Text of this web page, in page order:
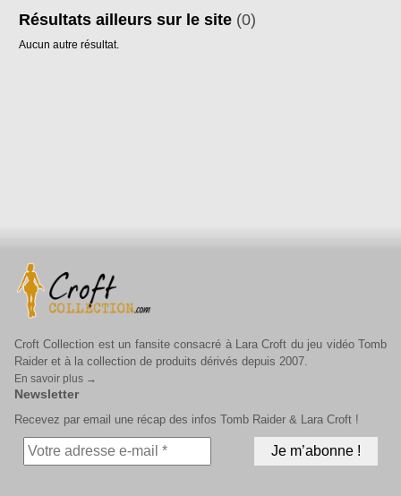
Résultats ailleurs sur le site (0)
Aucun autre résultat.
Croft Collection est un fansite consacré à Lara Croft du jeu vidéo Tomb
Raider et à la collection de produits dérivés depuis 2007.
En savoir plus →
Newsletter
Recevez par email une récap des infos Tomb Raider & Lara Croft !